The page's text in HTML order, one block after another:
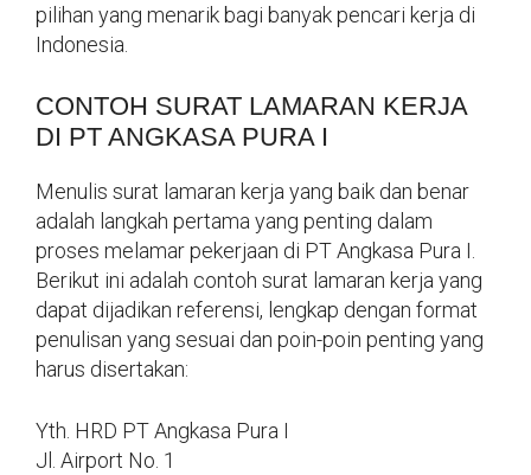
pilihan yang menarik bagi banyak pencari kerja di
Indonesia.
CONTOH SURAT LAMARAN KERJA
DI PT ANGKASA PURA I
Menulis surat lamaran kerja yang baik dan benar
adalah langkah pertama yang penting dalam
proses melamar pekerjaan di PT Angkasa Pura I.
Berikut ini adalah contoh surat lamaran kerja yang
dapat dijadikan referensi, lengkap dengan format
penulisan yang sesuai dan poin-poin penting yang
harus disertakan:
Yth. HRD PT Angkasa Pura I
Jl. Airport No. 1